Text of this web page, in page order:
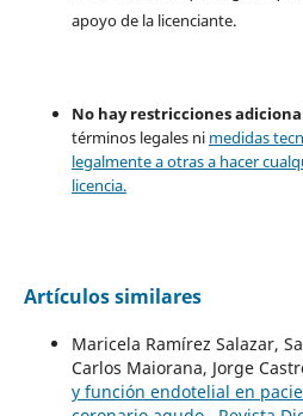
apoyo de la licenciante.
No hay restricciones
términos legales ni medidas
legalmente a otras a hacer
licencia.
Artículos similares
Maricela Ramírez Salazar,
Carlos Maiorana, Jorge
y función endotelial en